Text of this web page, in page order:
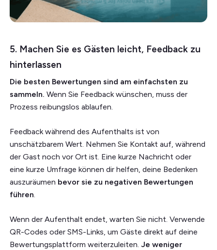
5. Machen Sie es Gästen leicht, Feedback zu
hinterlassen
Die besten Bewertungen sind am einfachsten zu
sammeln. Wenn Sie Feedback wünschen, muss der
Prozess reibungslos ablaufen.
Feedback während des Aufenthalts ist von
unschätzbarem Wert. Nehmen Sie Kontakt auf, während
der Gast noch vor Ort ist. Eine kurze Nachricht oder
eine kurze Umfrage können dir helfen, deine Bedenken
auszuräumen bevor sie zu negativen Bewertungen
führen.
Wenn der Aufenthalt endet, warten Sie nicht. Verwende
QR-Codes oder SMS-Links, um Gäste direkt auf deine
Bewertungsplattform weiterzuleiten. Je weniger